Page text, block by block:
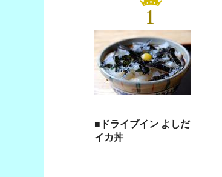
1
■ドライブイン よしだ
イカ丼